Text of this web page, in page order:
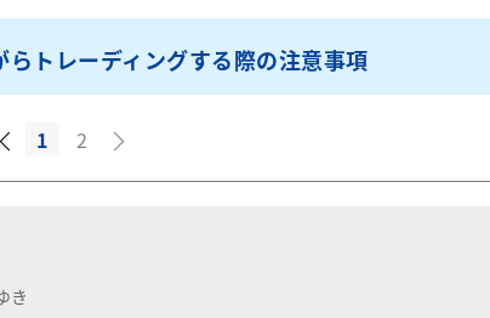
らトレーディングする際の注意事項
1 2
き